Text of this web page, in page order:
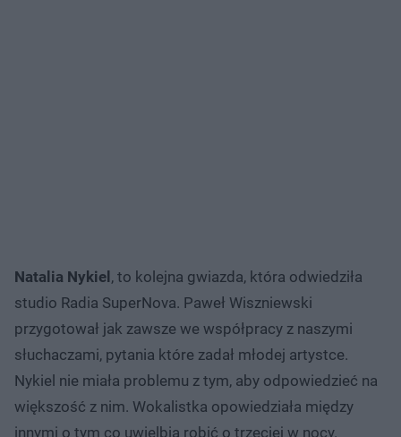
Natalia Nykiel, to kolejna gwiazda, która odwiedziła
studio Radia SuperNova. Paweł Wiszniewski
przygotował jak zawsze we współpracy z naszymi
słuchaczami, pytania które zadał młodej artystce.
Nykiel nie miała problemu z tym, aby odpowiedzieć na
większość z nim. Wokalistka opowiedziała między
innymi o tym co uwielbia robić o trzeciej w nocy.